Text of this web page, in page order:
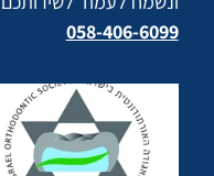
058-406-6099